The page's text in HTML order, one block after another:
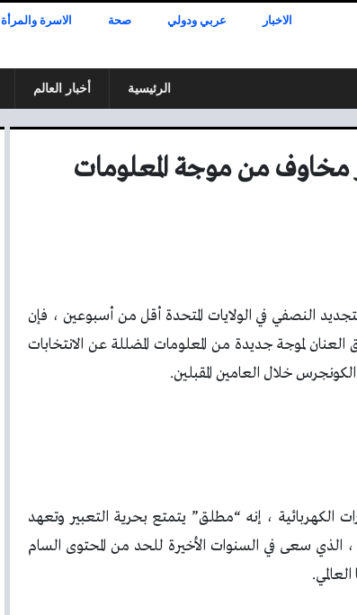
الاخبار عربي ودولي صحة الاسرة والمرأة
الرئيسية أخبار العالم
مخاوف من موجة المعلومات
النصفي في الولايات المتحدة أقل من أسبوعين ، فإن
44 مليار دولار قد يطلق العنان لموجة جديدة من المعلومات المضللة عن الانتخابات
خلال العامين المقبلين.
الكهربائية ، إنه “مطلق” يتمتع بحرية التعبير وتعهد
الذي سعى في السنوات الأخيرة للحد من المحتوى السام